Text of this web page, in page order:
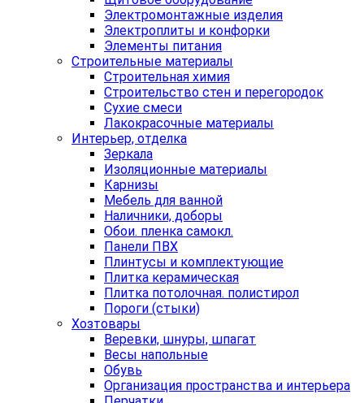
Электромонтажные изделия
Электроплиты и конфорки
Элементы питания
Строительные материалы
Строительная химия
Строительство стен и перегородок
Сухие смеси
Лакокрасочные материалы
Интерьер, отделка
Зеркала
Изоляционные материалы
Карнизы
Мебель для ванной
Наличники, доборы
Обои. пленка самокл.
Панели ПВХ
Плинтусы и комплектующие
Плитка керамическая
Плитка потолочная. полистирол
Пороги (стыки)
Хозтовары
Веревки, шнуры, шпагат
Весы напольные
Обувь
Организация пространства и интерьера